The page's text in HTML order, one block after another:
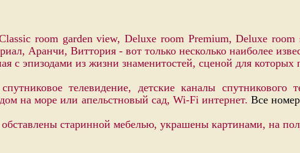
room garden view, Deluxe room Premium,Deluxe
Аранчи, Виттория - вот только несколько наиболее
с эпизодами из жизни знаменитостей, сценой для
телевидение, детские каналы
на море или апельстновый сад, Wi-Fi интернет.Все
старинной мебелью, украшены картинами, на